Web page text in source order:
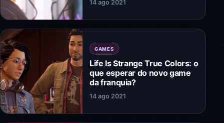
14 ago 2021
GAMES
Life Is Strange True Colors: o
que esperar do novo game
da franquia?
14 ago 2021